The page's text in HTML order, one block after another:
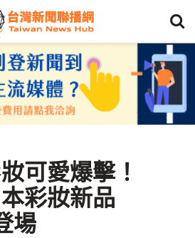
可愛爆擊！
彩妝新品
場